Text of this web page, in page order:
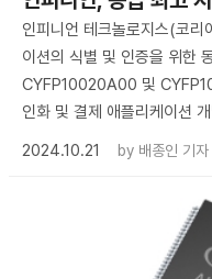
인피니언 테크놀로지스(코리
이션의 식별 및 인증을 위한
CYFP10020A00 및
인화 및 결제 애플리케이션
2024.10.21
by 배종인 기자